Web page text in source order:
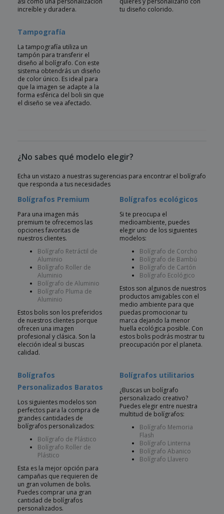
increíble y duradera.
tu diseño colorido.
Tampografía
La tampografía utiliza un
tampón para transferir el
diseño al bolígrafo. Con este
sistema obtendrás un diseño
de color único. Es ideal para
que la imagen se adapte a la
forma esférica del boli sin que
el diseño se vea afectado.
¿No sabes qué modelo elegir?
Echa un vistazo a nuestras sugerencias para encontrar el bolígrafo
que responda a tus necesidades
Bolígrafos Premium
Para una imagen más
premium te ofrecemos las
opciones favoritas de
nuestros clientes.
Bolígrafo Retráctil de
Aluminio
Bolígrafo Roller de
Aluminio
Bolígrafo de Aluminio
Bolígrafo Pluma de
Aluminio
Estos bolis son los preferidos
de nuestros clientes porque
ofrecen una imagen
profesional y clásica. Son la
elección ideal si buscas
calidad.
Bolígrafos ecológicos
Si te preocupa el
medioambiente, puedes
elegir uno de los siguientes
modelos:
Bolígrafo de Corcho
Bolígrafo de Bambú
Bolígrafo de Cartón
Bolígrafo Ecológico
Estos son algunos de nuestros
productos amigables con el
medio ambiente para que
puedas promocionar tu
marca dejando la menor
huella ecológica posible. Con
estos bolis podrás mostrar tu
preocupación por el planeta.
Bolígrafos
Personalizados Baratos
Los siguientes modelos son
perfectos para la compra de
grandes cantidades de
bolígrafos personalizados:
Bolígrafo de Plástico
Bolígrafo Roller de
Plástico
Esta es la mejor opción para
campañas que requieren de
un gran volumen de bolis.
Puedes comprar una gran
cantidad de bolígrafos
personalizados.
Bolígrafos utilitarios
¿Buscas un bolígrafo
personalizado creativo?
Puedes elegir entre nuestra
multitud de bolígrafos:
Bolígrafo Memoria
Flash
Bolígrafo Linterna
Bolígrafo Abanico
Bolígrafo Llavero